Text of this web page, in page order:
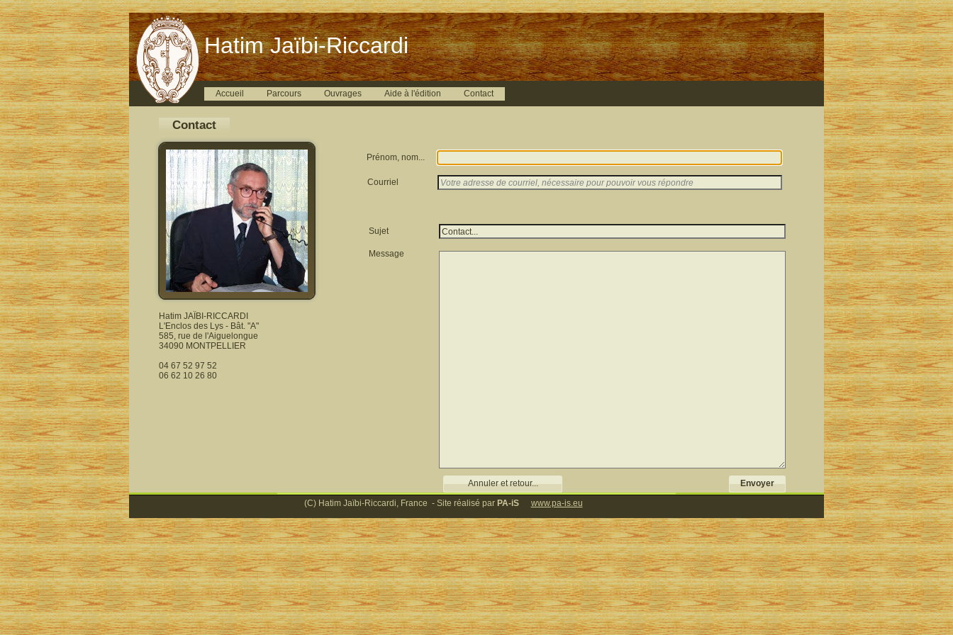
Hatim Jaïbi-Riccardi
Accueil Parcours Ouvrages Aide à l'édition Contact
Contact
Hatim JAÏBI-RICCARDI
L'Enclos des Lys - Bât. "A"
585, rue de l'Aiguelongue
34090 MONTPELLIER
04 67 52 97 52
06 62 10 26 80
Prénom, nom...
Courriel
Sujet
Message
Annuler et retour...
Envoyer
(C) Hatim Jaïbi-Riccardi, France - Site réalisé par PA-iS www.pa-is.eu